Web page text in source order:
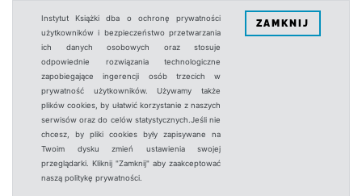
Instytut Książki dba o ochronę prywatności
użytkowników i bezpieczeństwo przetwarzania
ich danych osobowych oraz stosuje
odpowiednie rozwiązania technologiczne
zapobiegające ingerencji osób trzecich w
prywatność użytkowników. Używamy także
plików cookies, by ułatwić korzystanie z naszych
serwisów oraz do celów statystycznych.Jeśli nie
chcesz, by pliki cookies były zapisywane na
Twoim dysku zmień ustawienia swojej
przeglądarki. Kliknij "Zamknij" aby zaakceptować
naszą politykę prywatności.
ZAMKNIJ